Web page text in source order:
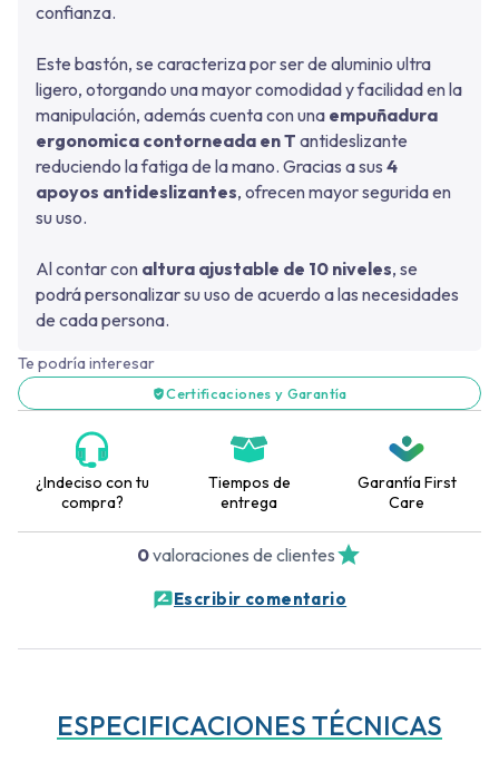
confianza.
Este bastón, se caracteriza por ser de aluminio ultra
ligero, otorgando una mayor comodidad y facilidad en la
manipulación, además cuenta con una empuñadura
ergonomica contorneada en T antideslizante
reduciendo la fatiga de la mano. Gracias a sus 4
apoyos antideslizantes, ofrecen mayor segurida en
su uso.
Al contar con altura ajustable de 10 niveles, se
podrá personalizar su uso de acuerdo a las necesidades
de cada persona.
Te podría interesar
Certificaciones y Garantía
¿Indeciso con tu
compra?
Tiempos de
entrega
Garantía First
Care
0valoraciones de clientes
Escribir comentario
ESPECIFICACIONES TÉCNICAS